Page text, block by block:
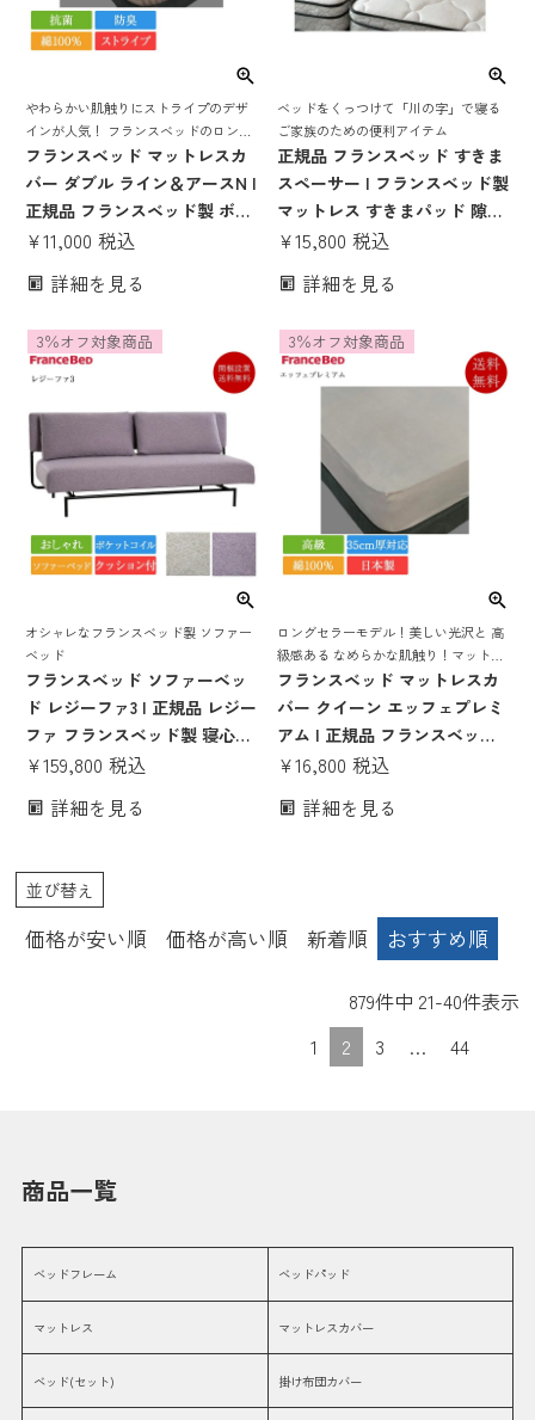
やわらかい肌触りにストライプのデザ
インが人気！ フランスベッドのロング
セラー マットレスカバー
フランスベッド マットレスカ
バー ダブル ライン＆アースN |
正規品 フランスベッド製 ボッ
クスシーツ シーツカバー シー
防臭 ストライプ おしゃれ オシ
ン ダブルサイズ
¥11,000 税込
詳細を見る
ベッドをくっつけて「川の字」で寝る
ご家族のための便利アイテム
正規品 フランスベッド すきま
スペーサー | フランスベッド製
マットレス すきまパッド 隙間
パッド クイーンベッド キング
すきまスペーサー ファミリー
¥15,800 税込
詳細を見る
3％オフ対象商品
オシャレなフランスベッド製 ソファー
ベッド
フランスベッド ソファーベッ
ド レジーファ3 | 正規品 レジー
ファ フランスベッド製 寝心地
良い ソファーベッド ソファベ
ット レジーファ ポケットコイ
¥159,800 税込
詳細を見る
3％オフ対象商品
ロングセラーモデル！美しい光沢と 高
級感ある なめらかな肌触り！マットレ
ス厚35cmまで対応、 フランスベッド
高級マットレスカバー
フランスベッド マットレスカ
バー クイーン エッフェプレミ
アム | 正規品 フランスベッド
製 ボックスシーツ シーツカバ
る effe エッフェ 四隅 ゴム 綿
¥16,800 税込
詳細を見る
並び替え
価格が安い順 価格が高い順 新着順 おすすめ順
879件中 21-40件表示
1
2 3 … 44
商品一覧
ベッドフレーム
マットレス
ベッド(セット)
ベッドパッド
マットレスカバー
掛け布団カバー